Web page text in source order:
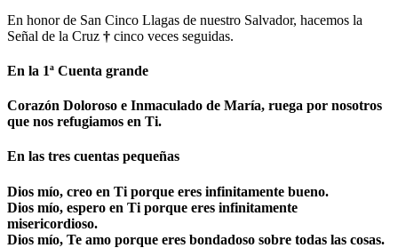
En honor de San Cinco Llagas de nuestro Salvador, hacemos la
Señal de la Cruz † cinco veces seguidas.
En la 1ª Cuenta grande
Corazón Doloroso e Inmaculado de María, ruega por nosotros
que nos refugiamos en Ti.
En las tres cuentas pequeñas
Dios mío, creo en Ti porque eres infinitamente bueno.
Dios mío, espero en Ti porque eres infinitamente
misericordioso.
Dios mío, Te amo porque eres bondadoso sobre todas las cosas.